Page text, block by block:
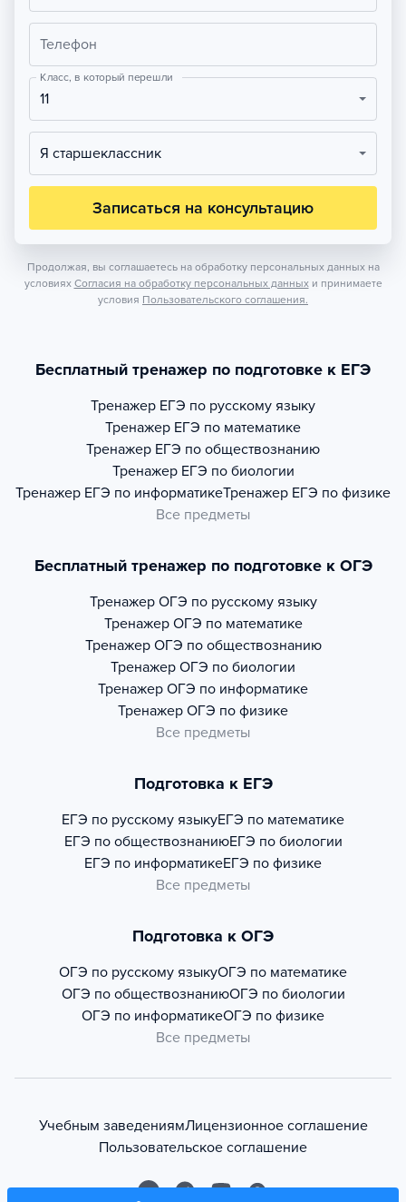
Телефон
Класс, в который перешли
11
Я старшеклассник
Записаться на консультацию
Продолжая, вы соглашаетесь на обработку персональных данных на
условиях Согласия на обработку персональных данных и принимаете
условия Пользовательского соглашения.
Бесплатный тренажер по подготовке к ЕГЭ
Тренажер ЕГЭ по русскому языку
Тренажер ЕГЭ по математике
Тренажер ЕГЭ по обществознанию
Тренажер ЕГЭ по биологии
Тренажер ЕГЭ по информатикеТренажер ЕГЭ по физике
Все предметы
Бесплатный тренажер по подготовке к ОГЭ
Тренажер ОГЭ по русскому языку
Тренажер ОГЭ по математике
Тренажер ОГЭ по обществознанию
Тренажер ОГЭ по биологии
Тренажер ОГЭ по информатике
Тренажер ОГЭ по физике
Все предметы
Подготовка к ЕГЭ
ЕГЭ по русскому языкуЕГЭ по математике
ЕГЭ по обществознаниюЕГЭ по биологии
ЕГЭ по информатикеЕГЭ по физике
Все предметы
Подготовка к ОГЭ
ОГЭ по русскому языкуОГЭ по математике
ОГЭ по обществознаниюОГЭ по биологии
ОГЭ по информатикеОГЭ по физике
Все предметы
Учебным заведениямЛицензионное соглашение
Пользовательское соглашение